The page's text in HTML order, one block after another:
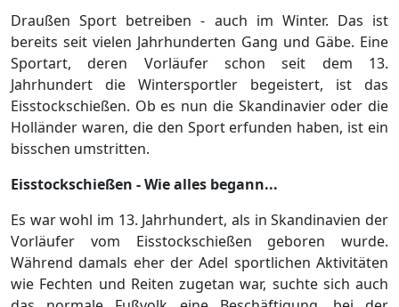
Draußen Sport betreiben - auch im Winter. Das ist
bereits seit vielen Jahrhunderten Gang und Gäbe. Eine
Sportart, deren Vorläufer schon seit dem 13.
Jahrhundert die Wintersportler begeistert, ist das
Eisstockschießen. Ob es nun die Skandinavier oder die
Holländer waren, die den Sport erfunden haben, ist ein
bisschen umstritten.
Eisstockschießen - Wie alles begann...
Es war wohl im 13. Jahrhundert, als in Skandinavien der
Vorläufer vom Eisstockschießen geboren wurde.
Während damals eher der Adel sportlichen Aktivitäten
wie Fechten und Reiten zugetan war, suchte sich auch